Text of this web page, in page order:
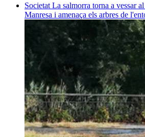
Societat La salmorra torna a vessar
Manresa i amenaça els arbres de